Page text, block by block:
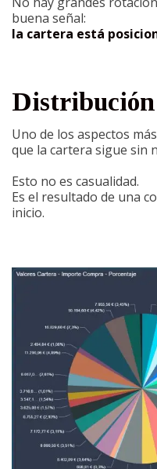
buena señal:
la cartera está
Uno de los aspectos
que la cartera sigue sin
Esto no es casualidad.
Es el resultado de una
inicio.